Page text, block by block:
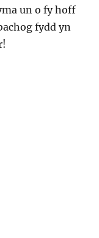
un o fy hoff
fydd yn